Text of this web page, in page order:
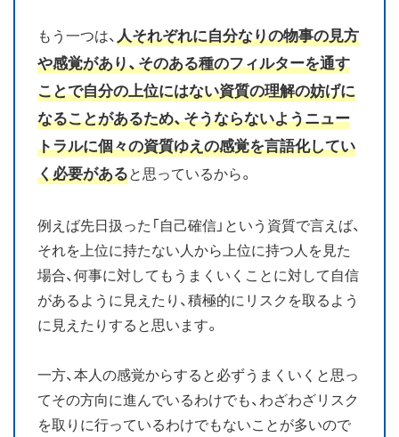
もう一つは、人それぞれに自分なりの物事の見方
や感覚があり、そのある種のフィルターを通す
ことで自分の上位にはない資質の理解の妨げに
なることがあるため、そうならないようニュー
トラルに個々の資質ゆえの感覚を言語化してい
く必要があると思っているから。
例えば先日扱った「自己確信」という資質で言えば、
それを上位に持たない人から上位に持つ人を見た
場合、何事に対してもうまくいくことに対して自信
があるように見えたり、積極的にリスクを取るよう
に見えたりすると思います。
一方、本人の感覚からすると必ずうまくいくと思っ
てその方向に進んでいるわけでも、わざわざリスク
を取りに行っているわけでもないことが多いので